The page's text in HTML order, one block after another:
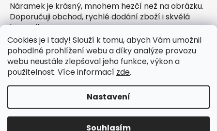
Cookies je i tady! Slouží k tomu, abych Vám umožnil
pohodlné prohlížení webu a díky analýze provozu
webu neustále zlepšoval jeho funkce, výkon a
použitelnost. Více informací zde.
Nastavení
Souhlasím
Náramek je krásný, mnohem hezčí než na obrázku.
Doporučuji obchod, rychlé dodání zboží i skvělá
komunikace
Hodnocení produktu je 5 z 5 hvězdiček.
| Petra Hejátková
Vytvořil Shoptet